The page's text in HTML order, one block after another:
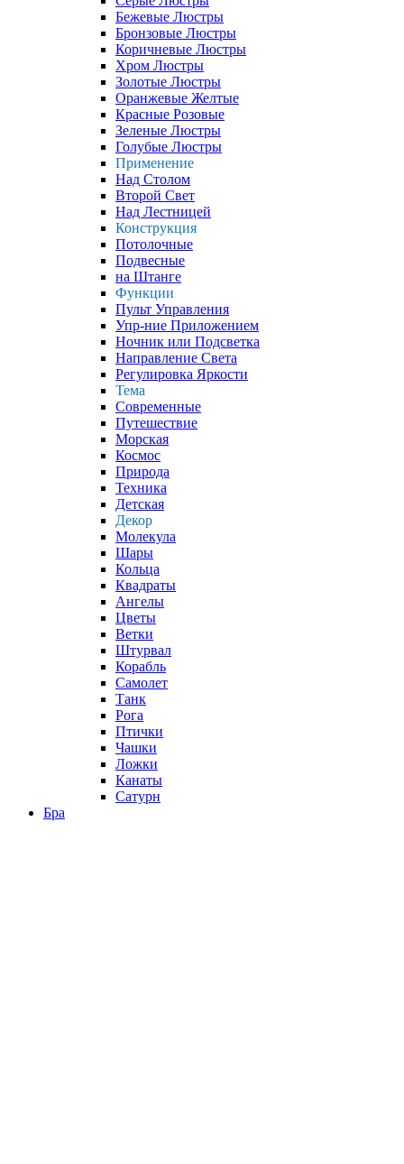
Бежевые Люстры
Бронзовые Люстры
Коричневые Люстры
Хром Люстры
Золотые Люстры
Оранжевые Желтые
Красные Розовые
Зеленые Люстры
Голубые Люстры
Применение
Над Столом
Второй Свет
Над Лестницей
Конструкция
Потолочные
Подвесные
на Штанге
Функции
Пульт Управления
Упр-ние Приложением
Ночник или Подсветка
Направление Света
Регулировка Яркости
Тема
Современные
Путешествие
Морская
Космос
Природа
Техника
Детская
Декор
Молекула
Шары
Кольца
Квадраты
Ангелы
Цветы
Ветки
Штурвал
Корабль
Самолет
Танк
Рога
Птички
Чашки
Ложки
Канаты
Сатурн
Бра